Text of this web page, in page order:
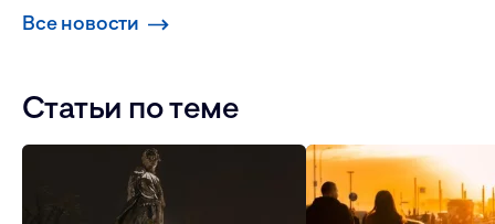
Все новости
Статьи по теме